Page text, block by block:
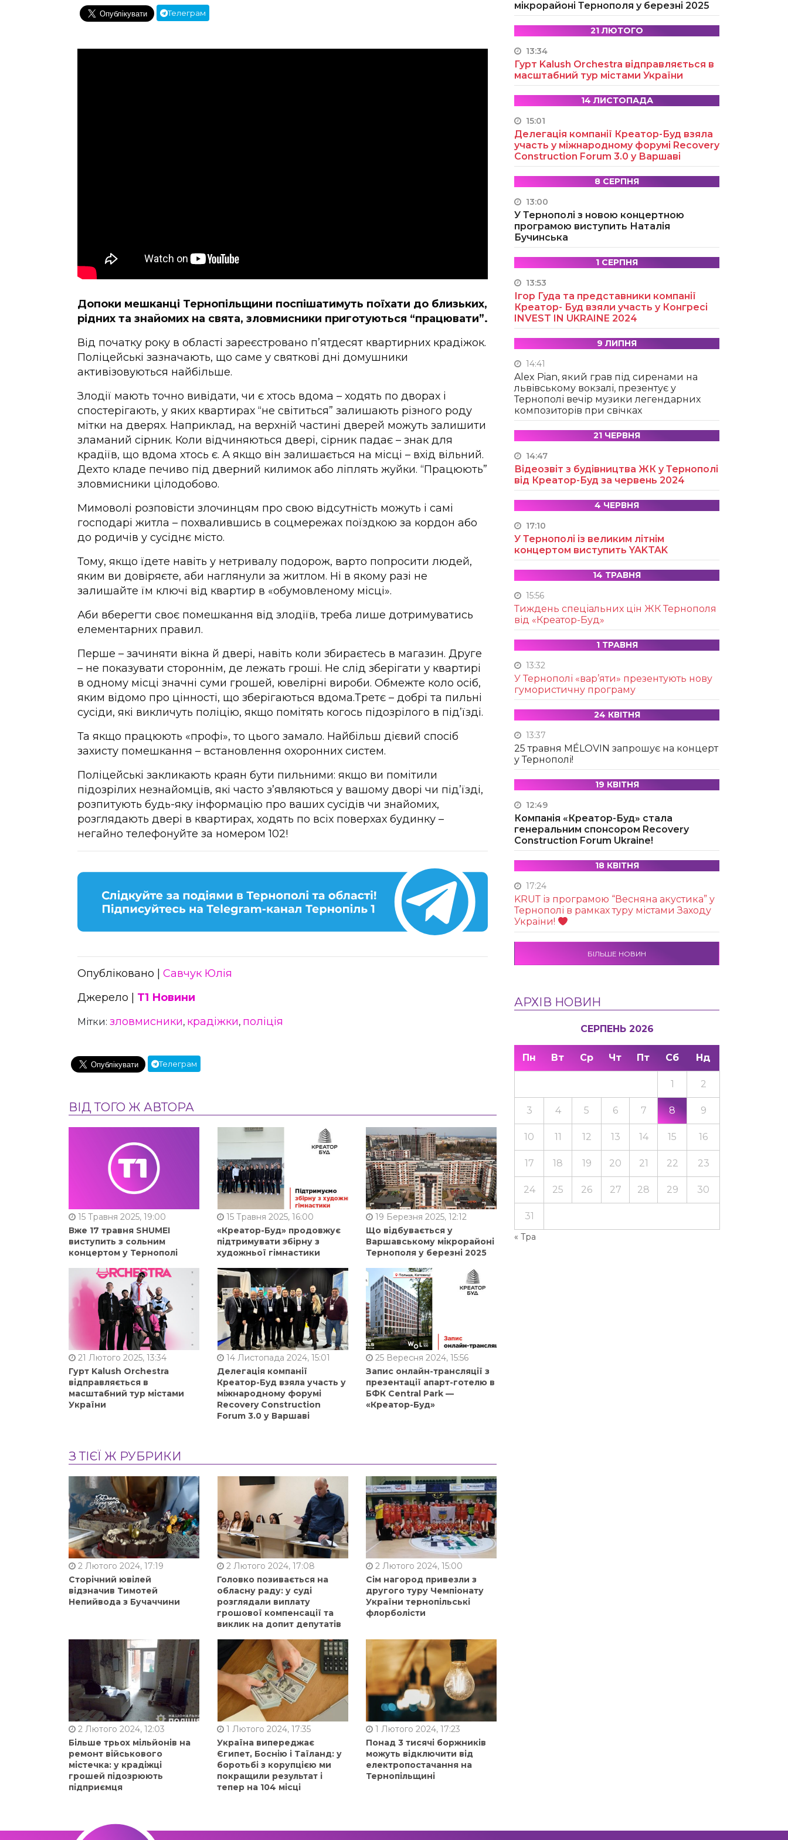
Телеграм
Допоки мешканці Тернопільщини поспішатимуть поїхати до близьких,
рідних та знайомих на свята, зловмисники приготуються “працювати”.
Від початку року в області зареєстровано п’ятдесят квартирних крадіжок.
Поліцейські зазначають, що саме у святкові дні домушники
активізовуються найбільше.
Злодії мають точно вивідати, чи є хтось вдома – ходять по дворах і
спостерігають, у яких квартирах “не світиться” залишають різного роду
мітки на дверях. Наприклад, на верхній частині дверей можуть залишити
зламаний сірник. Коли відчиняються двері, сірник падає – знак для
крадіїв, що вдома хтось є. А якщо він залишається на місці – вхід вільний.
Дехто кладе печиво під дверний килимок або ліплять жуйки. “Працюють”
зловмисники цілодобово.
Мимоволі розповісти злочинцям про свою відсутність можуть і самі
господарі житла – похвалившись в соцмережах поїздкою за кордон або
до родичів у сусіднє місто.
Тому, якщо їдете навіть у нетривалу подорож, варто попросити людей,
яким ви довіряєте, аби наглянули за житлом. Ні в якому разі не
залишайте їм ключі від квартир в «обумовленому місці».
Аби вберегти своє помешкання від злодіїв, треба лише дотримуватись
елементарних правил.
Перше – зачиняти вікна й двері, навіть коли збираєтесь в магазин. Друге
– не показувати стороннім, де лежать гроші. Не слід зберігати у квартирі
в одному місці значні суми грошей, ювелірні вироби. Обмежте коло осіб,
яким відомо про цінності, що зберігаються вдома.Третє – добрі та пильні
сусіди, які викличуть поліцію, якщо помітять когось підозрілого в під’їзді.
Та якщо працюють «профі», то цього замало. Найбільш дієвий спосіб
захисту помешкання – встановлення охоронних систем.
Поліцейські закликають краян бути пильними: якщо ви помітили
підозрілих незнайомців, які часто з’являються у вашому дворі чи під’їзді,
розпитують будь-яку інформацію про ваших сусідів чи знайомих,
розглядають двері в квартирах, ходять по всіх поверхах будинку –
негайно телефонуйте за номером 102!
Опубліковано | Савчук Юлія
Джерело | Т1 Новини
Мітки: зловмисники, крадіжки, поліція
Телеграм
ВІД ТОГО Ж АВТОРА
15 Травня 2025, 19:00
Вже 17 травня SHUMEI
виступить з сольним
концертом у Тернополі
15 Травня 2025, 16:00
«Креатор-Буд» продовжує
підтримувати збірну з
художньої гімнастики
19 Березня 2025, 12:12
Що відбувається у
Варшавському мікрорайоні
Тернополя у березні 2025
21 Лютого 2025, 13:34
Гурт Kalush Orchestra
відправляється в
масштабний тур містами
України
14 Листопада 2024, 15:01
Делегація компанії
Креатор-Буд взяла участь у
міжнародному форумі
Recovery Construction
Forum 3.0 у Варшаві
25 Вересня 2024, 15:56
Запис онлайн-трансляції з
презентації апарт-готелю в
БФК Central Park —
«Креатор-Буд»
З ТІЄЇ Ж РУБРИКИ
2 Лютого 2024, 17:19
Сторічний ювілей
відзначив Тимотей
Непийвода з Бучаччини
2 Лютого 2024, 17:08
Головко позивається на
обласну раду: у суді
розглядали виплату
грошової компенсації та
виклик на допит депутатів
2 Лютого 2024, 15:00
Сім нагород привезли з
другого туру Чемпіонату
України тернопільські
флорболісти
2 Лютого 2024, 12:03
Більше трьох мільйонів на
ремонт військового
містечка: у крадіжці
грошей підозрюють
підприємця
1 Лютого 2024, 17:35
Україна випереджає
Єгипет, Боснію і Таїланд: у
боротьбі з корупцією ми
покращили результат і
тепер на 104 місці
1 Лютого 2024, 17:23
Понад 3 тисячі боржників
можуть відключити від
електропостачання на
Тернопільщині
мікрорайоні Тернополя у березні 2025
21 ЛЮТОГО
13:34
Гурт Kalush Orchestra відправляється в
масштабний тур містами України
14 ЛИСТОПАДА
15:01
Делегація компанії Креатор-Буд взяла
участь у міжнародному форумі Recovery
Construction Forum 3.0 у Варшаві
8 СЕРПНЯ
13:00
У Тернополі з новою концертною
програмою виступить Наталія
Бучинська
1 СЕРПНЯ
13:53
Ігор Гуда та представники компанії
Креатор- Буд взяли участь у Конгресі
INVEST IN UKRAINE 2024
9 ЛИПНЯ
14:41
Alex Pian, який грав під сиренами на
львівському вокзалі, презентує у
Тернополі вечір музики легендарних
композиторів при свічках
21 ЧЕРВНЯ
14:47
Відеозвіт з будівництва ЖК у Тернополі
від Креатор-Буд за червень 2024
4 ЧЕРВНЯ
17:10
У Тернополі із великим літнім
концертом виступить YAKTAK
14 ТРАВНЯ
15:56
Тиждень спеціальних цін ЖК Тернополя
від «Креатор-Буд»
1 ТРАВНЯ
13:32
У Тернополі «вар’яти» презентують нову
гумористичну програму
24 КВІТНЯ
13:37
25 травня MÉLOVIN запрошує на концерт
у Тернополі!
19 КВІТНЯ
12:49
Компанія «Креатор-Буд» стала
генеральним спонсором Recovery
Construction Forum Ukraine!
18 КВІТНЯ
17:24
KRUТ із програмою “Весняна акустика” у
Тернополі в рамках туру містами Заходу
України!
БІЛЬШЕ НОВИН
АРХІВ НОВИН
СЕРПЕНЬ 2026
Пн Вт Ср Чт Пт Сб Нд
« Тра
1 2
3 4 5 6 7 8 9
10 11 12 13 14 15 16
17 18 19 20 21 22 23
24 25 26 27 28 29 30
31